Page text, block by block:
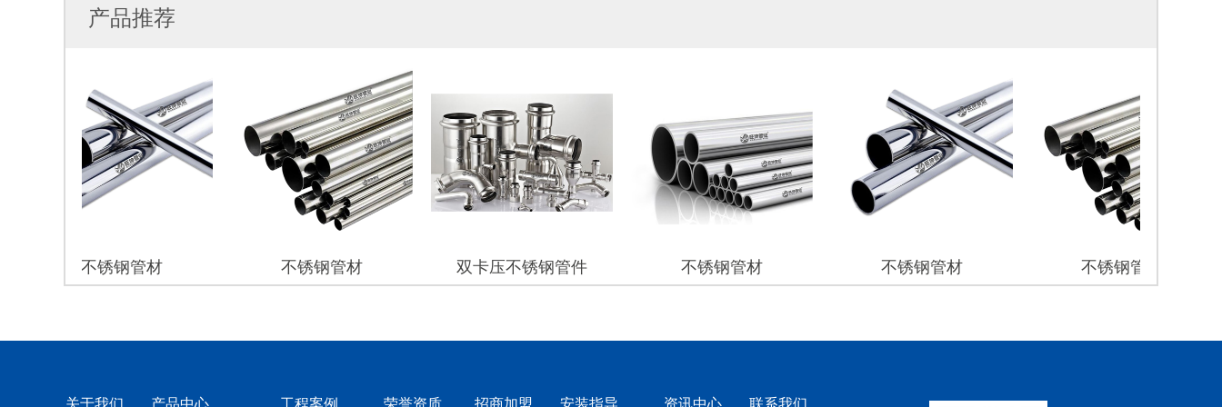
产品推荐
不锈钢管材 不锈钢管材 双卡压不锈钢管件 不锈钢管材 不锈钢管材 不锈钢管材
关于我们 产品中心 工程案例 荣誉资质 招商加盟 安装指导 资讯中心 联系我们